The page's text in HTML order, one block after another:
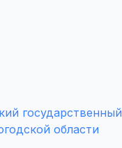
государственный
области